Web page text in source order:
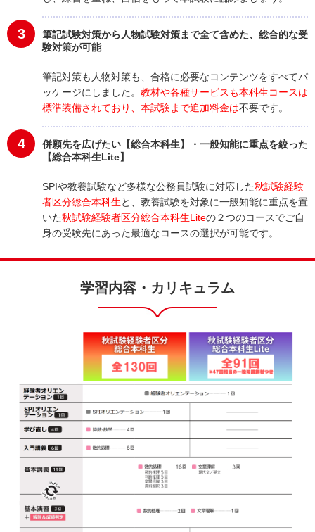
3
筆記試験対策から人物試験対策まで全て含めた、総合的な受
験対策が可能
筆記対策も人物対策も、合格に必要なコンテンツをすべてパ
ッケージにしました。 教材や各種サービスも本科生コースは
標準装備されており、本試験まで追加料金は不要です。
4
併願先を広げたい【総合本科生】・一般知能に重点を絞った
【総合本科生Lite】
SPIや教養試験など多様な公務員試験に対応した秋試験経験
者区分総合本科生と、教養試験を対象に一般知能に重点を置
いた秋試験経験者区分総合本科生Liteの２つのコースでご自
身の受験先にあった最適なコースの選択が可能です。
学習内容・カリキュラム